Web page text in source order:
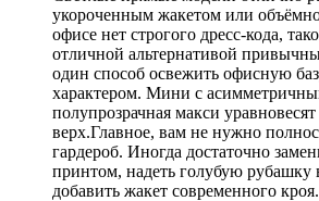
укороченным жакетом или
офисе нет строгого дресс-кода,
отличной альтернативой
один способ освежить офисную
характером. Мини с
полупрозрачная макси
верх.Главное, вам не нужно
гардероб. Иногда достаточно
принтом, надеть голубую рубашку
добавить жакет современного